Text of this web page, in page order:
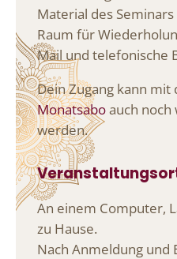
Material des
Raum für
Mail und telefonische
Dein Zugang kann mit
Monatsaboauch noch
werden.
An einem Computer,
zu Hause.
Nach Anmeldung und